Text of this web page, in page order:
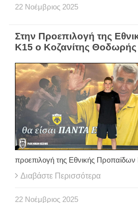
22 Νοέμβριος 2025
Στην Προεπιλογή της
Κ15 ο Κοζανίτης Θοδωρής
προεπιλογή της Εθνικής Προπαίδων
Διαβάστε Περισσότερα
22 Νοέμβριος 2025